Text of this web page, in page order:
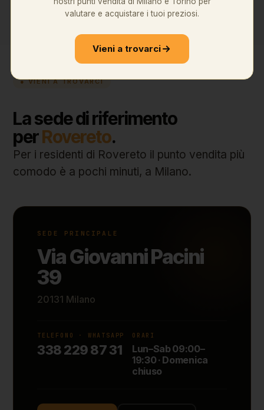
● VIENI A TROVARCI
La sede di riferimento
perRovereto.
Per i residenti di Rovereto il punto vendita più
comodo è a pochi minuti, a Milano.
SEDE PRINCIPALE
Via Giovanni Pacini
39
20131 Milano
TELEFONO · WHATSAPP
338 229 87 31
ORARI
Lun–Sab 09:00–
19:30 · Domenica
chiuso
valutare e acquistare i tuoi preziosi.
Vieni a trovarci